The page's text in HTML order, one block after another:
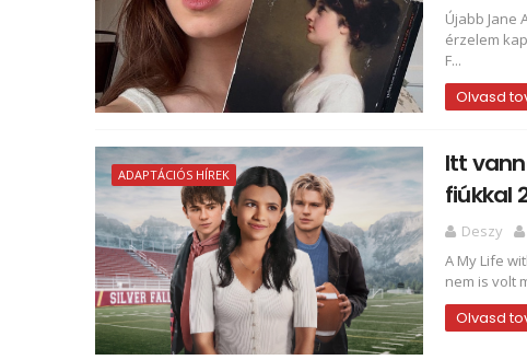
Újabb Jane
érzelem
F...
Olvasd
ADAPTÁCIÓS HÍREK
Itt
fiúkkal
Deszy
A My Life
nem is volt
Olvasd